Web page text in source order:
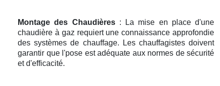
Montage des Chaudières: La mise en place d'une
chaudière à gaz requiert une connaissance approfondie
des systèmes de chauffage. Les chauffagistes doivent
garantir que l'pose est adéquate aux normes de sécurité
et d'efficacité.